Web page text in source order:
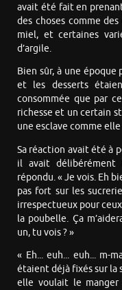
avait été fait en
des choses comme
miel, et certaines
d’argile.
Bien sûr, à une
et les desserts
consommée que par
richesse et un certain
une esclave comme elle
Sa réaction avait été à
il avait
répondu. « Je vois. Eh
pas fort sur les
irrespectueux pour
la poubelle. Ça
un, tu vois ? »
« Eh... euh... euh... m-
étaient déjà fixés sur la
elle voulait le